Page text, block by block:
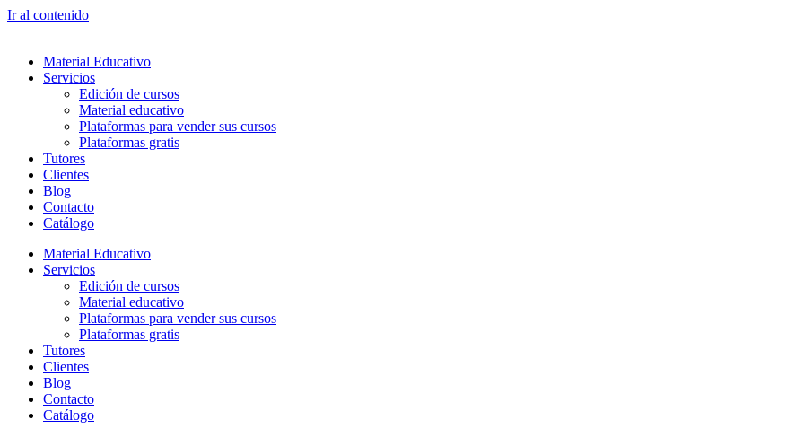
Ir al contenido
Material Educativo
Servicios
Edición de cursos
Material educativo
Plataformas para vender sus cursos
Plataformas gratis
Tutores
Clientes
Blog
Contacto
Catálogo
Material Educativo
Servicios
Edición de cursos
Material educativo
Plataformas para vender sus cursos
Plataformas gratis
Tutores
Clientes
Blog
Contacto
Catálogo